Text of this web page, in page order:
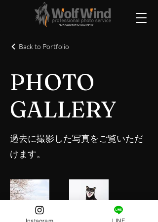
KIDA KAZUYA PHOTOGRAPHY
Back to Portfolio
PHOTO
GALLERY
過去に撮影した写真をご覧いただ
けます。
Instagram LINE